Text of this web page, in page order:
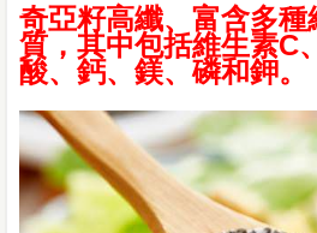
奇亞籽高纖、富含多種
質，其中包括維生素C
酸、鈣、鎂、磷和鉀。